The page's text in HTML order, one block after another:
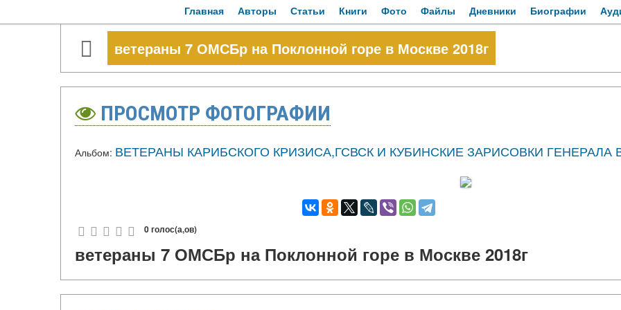
Главная Авторы Статьи Книги Фото Файлы Дневники Биографии
ветераны 7 ОМСБр на Поклонной горе в Москве 2018г
ПРОСМОТР ФОТОГРАФИИ
Альбом: ВЕТЕРАНЫ КАРИБСКОГО КРИЗИСА,ГСВСК И КУБИНСКИЕ ЗАРИСОВКИ ГЕНЕРАЛА
0 голос(а,ов)
ветераны 7 ОМСБр на Поклонной горе в Москве 2018г